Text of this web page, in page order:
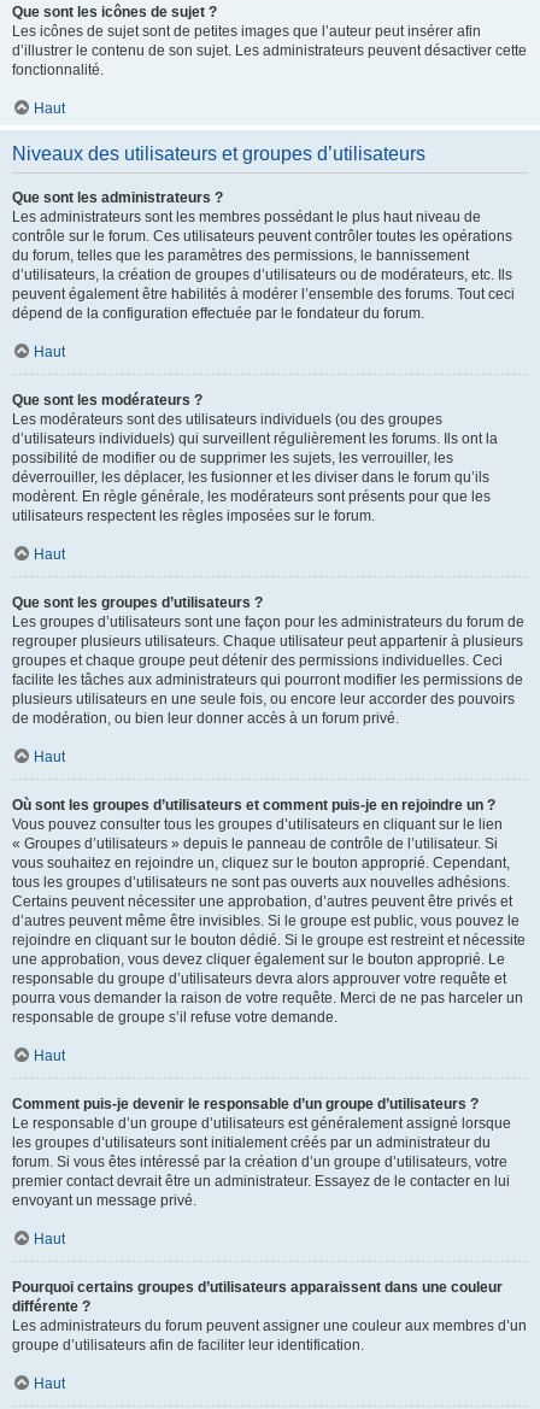
Que sont les icônes de sujet ?
Les icônes de sujet sont de petites images que l’auteur peut insérer afin
d’illustrer le contenu de son sujet. Les administrateurs peuvent désactiver cette
fonctionnalité.
Haut
Niveaux des utilisateurs et groupes d’utilisateurs
Que sont les administrateurs ?
Les administrateurs sont les membres possédant le plus haut niveau de
contrôle sur le forum. Ces utilisateurs peuvent contrôler toutes les opérations
du forum, telles que les paramètres des permissions, le bannissement
d’utilisateurs, la création de groupes d’utilisateurs ou de modérateurs, etc. Ils
peuvent également être habilités à modérer l’ensemble des forums. Tout ceci
dépend de la configuration effectuée par le fondateur du forum.
Haut
Que sont les modérateurs ?
Les modérateurs sont des utilisateurs individuels (ou des groupes
d’utilisateurs individuels) qui surveillent régulièrement les forums. Ils ont la
possibilité de modifier ou de supprimer les sujets, les verrouiller, les
déverrouiller, les déplacer, les fusionner et les diviser dans le forum qu’ils
modèrent. En règle générale, les modérateurs sont présents pour que les
utilisateurs respectent les règles imposées sur le forum.
Haut
Que sont les groupes d’utilisateurs ?
Les groupes d’utilisateurs sont une façon pour les administrateurs du forum de
regrouper plusieurs utilisateurs. Chaque utilisateur peut appartenir à plusieurs
groupes et chaque groupe peut détenir des permissions individuelles. Ceci
facilite les tâches aux administrateurs qui pourront modifier les permissions de
plusieurs utilisateurs en une seule fois, ou encore leur accorder des pouvoirs
de modération, ou bien leur donner accès à un forum privé.
Haut
Où sont les groupes d’utilisateurs et comment puis-je en rejoindre un ?
Vous pouvez consulter tous les groupes d’utilisateurs en cliquant sur le lien
« Groupes d’utilisateurs » depuis le panneau de contrôle de l’utilisateur. Si
vous souhaitez en rejoindre un, cliquez sur le bouton approprié. Cependant,
tous les groupes d’utilisateurs ne sont pas ouverts aux nouvelles adhésions.
Certains peuvent nécessiter une approbation, d’autres peuvent être privés et
d’autres peuvent même être invisibles. Si le groupe est public, vous pouvez le
rejoindre en cliquant sur le bouton dédié. Si le groupe est restreint et nécessite
une approbation, vous devez cliquer également sur le bouton approprié. Le
responsable du groupe d’utilisateurs devra alors approuver votre requête et
pourra vous demander la raison de votre requête. Merci de ne pas harceler un
responsable de groupe s’il refuse votre demande.
Haut
Comment puis-je devenir le responsable d’un groupe d’utilisateurs ?
Le responsable d’un groupe d’utilisateurs est généralement assigné lorsque
les groupes d’utilisateurs sont initialement créés par un administrateur du
forum. Si vous êtes intéressé par la création d’un groupe d’utilisateurs, votre
premier contact devrait être un administrateur. Essayez de le contacter en lui
envoyant un message privé.
Haut
Pourquoi certains groupes d’utilisateurs apparaissent dans une couleur
différente ?
Les administrateurs du forum peuvent assigner une couleur aux membres d’un
groupe d’utilisateurs afin de faciliter leur identification.
Haut